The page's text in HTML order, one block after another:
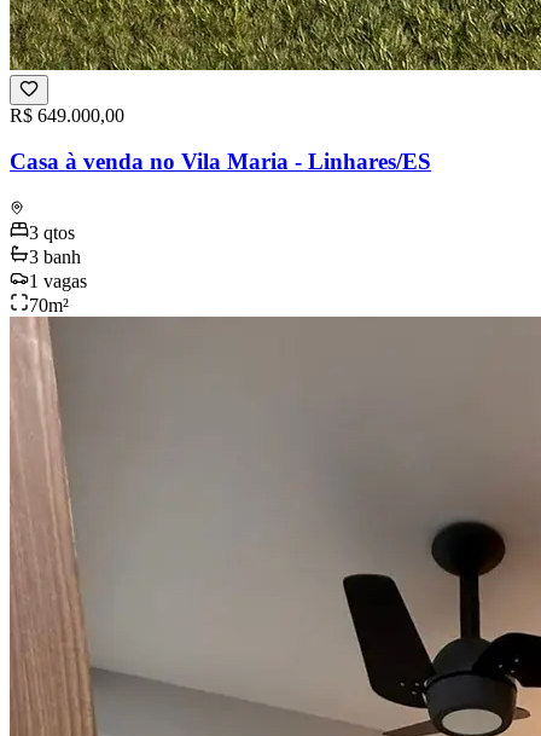
R$ 649.000,00
Casa à venda no Vila Maria - Linhares/ES
3 qtos
3 banh
1 vagas
70m²